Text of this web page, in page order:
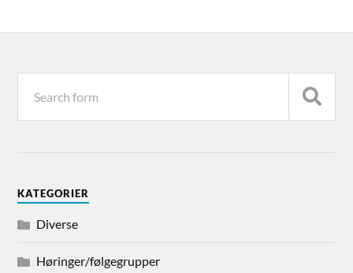
KATEGORIER
Diverse
Høringer/følgegrupper